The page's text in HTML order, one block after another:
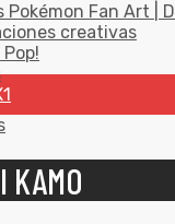
Pokémon Fan Art |
creativas
KAMO